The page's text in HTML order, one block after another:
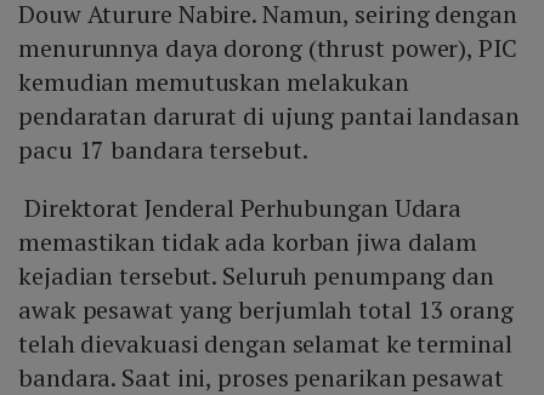
Douw Aturure Nabire. Namun, seiring dengan
menurunnya daya dorong (thrust power), PIC
kemudian memutuskan melakukan
pendaratan darurat di ujung pantai landasan
pacu 17 bandara tersebut.
Direktorat Jenderal Perhubungan Udara
memastikan tidak ada korban jiwa dalam
kejadian tersebut. Seluruh penumpang dan
awak pesawat yang berjumlah total 13 orang
telah dievakuasi dengan selamat ke terminal
bandara. Saat ini, proses penarikan pesawat